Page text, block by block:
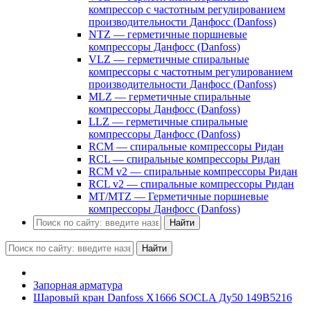
компрессор с частотным регулированием
производительности Данфосс (Danfoss)
NTZ — герметичные поршневые
компрессоры Данфосс (Danfoss)
VLZ — герметичные спиральные
компрессоры с частотным регулированием
производительности Данфосс (Danfoss)
MLZ — герметичные спиральные
компрессоры Данфосс (Danfoss)
LLZ — герметичные спиральные
компрессоры Данфосс (Danfoss)
RCM — спиральные компрессоры Ридан
RCL — спиральные компрессоры Ридан
RCM v2 — спиральные компрессоры Ридан
RCL v2 — спиральные компрессоры Ридан
MT/MTZ — Герметичные поршневые
компрессоры Данфосс (Danfoss)
Найти
Найти
Запорная арматура
Шаровый кран Danfoss X1666 SOCLA Ду50 149B5216